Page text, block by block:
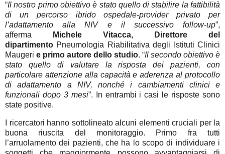
“Il nostro primo obiettivo è stato quello di stabilire la fattibilità
di un percorso ibrido ospedale-provider privato per
l’adattamento alla NIV e il successivo follow-up”,
afferma
Michele Vitacca, Direttore del
dipartimento Pneumologia Riabilitativa degli Istituti Clinici
Maugeri e primo autore dello studio. “Il secondo obiettivo è
stato quello di valutare la risposta dei pazienti, con
particolare attenzione alla capacità e aderenza al protocollo
di adattamento a NIV, nonché i cambiamenti clinici e
funzionali dopo 3 mesi”. In entrambi i casi le risposte sono
state positive.
I ricercatori hanno sottolineato alcuni elementi cruciali per la
buona riuscita del monitoraggio. Primo fra tutti
l’arruolamento dei pazienti, che ha lo scopo di individuare i